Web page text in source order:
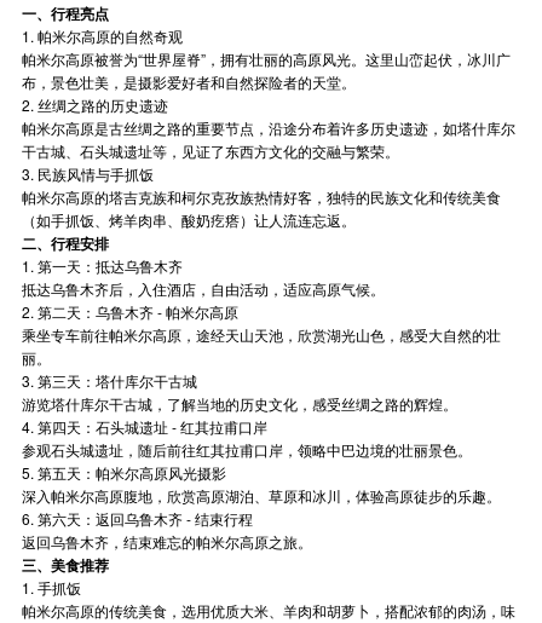
一、行程亮点
1. 帕米尔高原的自然奇观
帕米尔高原被誉为“世界屋脊”，拥有壮丽的高原风光。这里山峦起伏，冰川广
布，景色壮美，是摄影爱好者和自然探险者的天堂。
2. 丝绸之路的历史遗迹
帕米尔高原是古丝绸之路的重要节点，沿途分布着许多历史遗迹，如塔什库尔
干古城、石头城遗址等，见证了东西方文化的交融与繁荣。
3. 民族风情与手抓饭
帕米尔高原的塔吉克族和柯尔克孜族热情好客，独特的民族文化和传统美食
（如手抓饭、烤羊肉串、酸奶疙瘩）让人流连忘返。
二、行程安排
1. 第一天：抵达乌鲁木齐
抵达乌鲁木齐后，入住酒店，自由活动，适应高原气候。
2. 第二天：乌鲁木齐 - 帕米尔高原
乘坐专车前往帕米尔高原，途经天山天池，欣赏湖光山色，感受大自然的壮
丽。
3. 第三天：塔什库尔干古城
游览塔什库尔干古城，了解当地的历史文化，感受丝绸之路的辉煌。
4. 第四天：石头城遗址 - 红其拉甫口岸
参观石头城遗址，随后前往红其拉甫口岸，领略中巴边境的壮丽景色。
5. 第五天：帕米尔高原风光摄影
深入帕米尔高原腹地，欣赏高原湖泊、草原和冰川，体验高原徒步的乐趣。
6. 第六天：返回乌鲁木齐 - 结束行程
返回乌鲁木齐，结束难忘的帕米尔高原之旅。
三、美食推荐
1. 手抓饭
帕米尔高原的传统美食，选用优质大米、羊肉和胡萝卜，搭配浓郁的肉汤，味